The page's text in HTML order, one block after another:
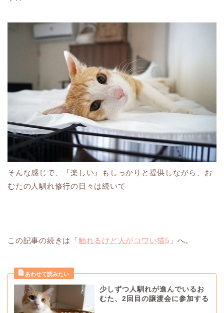
そんな感じで、『楽しい』もしっかりと提供しながら、お
むたの人馴れ修行の日々は続いて
この記事の続きは「触れるけど人がコワい猫5 」へ。
少しずつ人馴れが進んでいるお
むた、2回目の譲渡会に参加する